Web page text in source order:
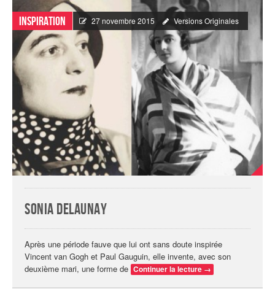
Inspiration 27 novembre 2015 Versions Originales
Sonia Delaunay
Après une période fauve que lui ont sans doute inspirée
Vincent van Gogh et Paul Gauguin, elle invente, avec son
deuxième mari, une forme de Continuer la lecture →